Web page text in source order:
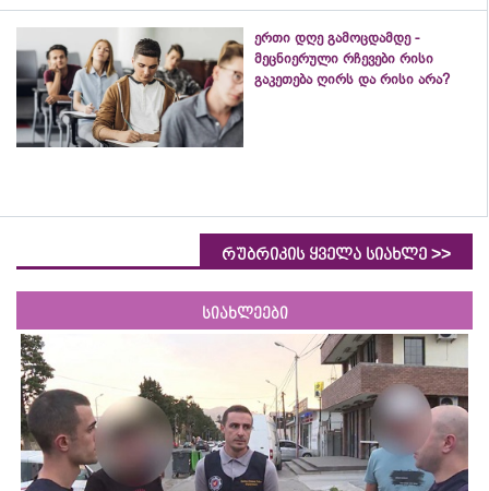
ერთი დღე გამოცდამდე -
მეცნიერული რჩევები რისი
გაკეთება ღირს და რისი არა?
რუბრიკის ყველა სიახლე >>
სიახლეები